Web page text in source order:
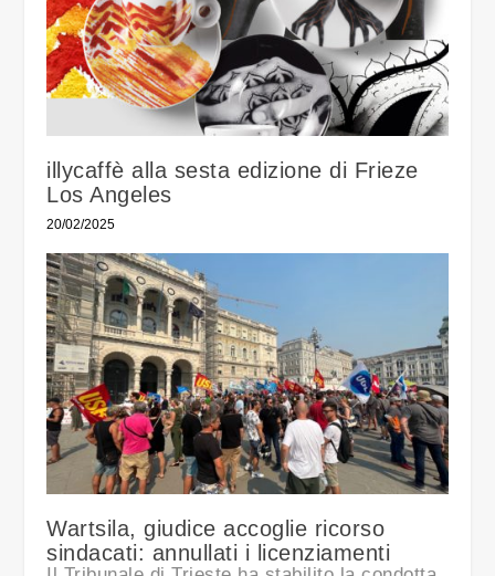
illycaffè alla sesta edizione di Frieze
Los Angeles
20/02/2025
Wartsila, giudice accoglie ricorso
sindacati: annullati i licenziamenti